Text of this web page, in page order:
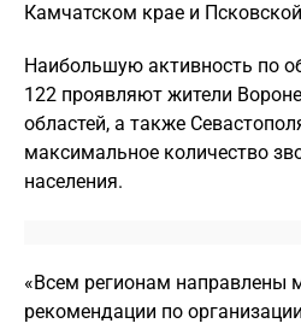
Камчатском крае и
Наибольшую активность по
122 проявляют жители
областей, а также
максимальное количество
населения.
«Всем регионам направлены
рекомендации по